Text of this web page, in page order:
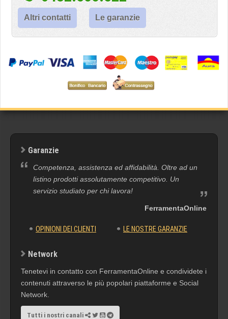
Altri contatti Le garanzie
Garanzie
Competenza, assistenza ed affidabilità. Oltre ad un
listino prodotti assolutamente competitivo. Un
servizio studiato per chi lavora!
FerramentaOnline
OPINIONI DEI CLIENTI LE NOSTRE GARANZIE
Network
Tenetevi in contatto con FerramentaOnline e condividete i
contenuti attraverso le più popolari piattaforme e Social
Network.
Tutti i nostri canali